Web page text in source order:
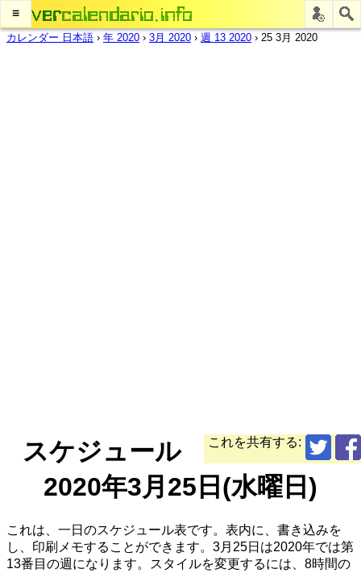
≡
カレンダー 日本語 › 年 2020 › 3月 2020 › 週 13 2020 › 25 3月 2020
これを共有する:
スケジュール
2020年3月25日(水曜日)
これは、一日のスケジュール表です。表内に、書き込みを
し、印刷メモすることができます。3月25日は2020年では第
13番目の週になります。スタイルを変更するには、8時間の